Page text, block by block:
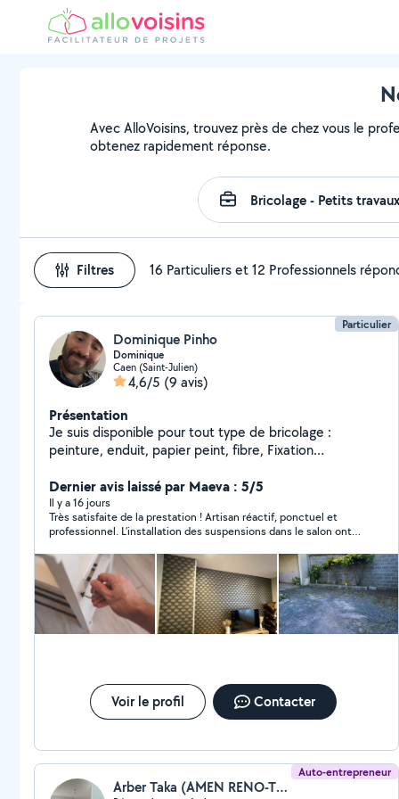
Avec AlloVoisins, trouvez près de chez vous le
obtenez rapidement réponse.
Filtres 16 Particuliers et 12 Professionnels
Particulier
Dominique Pinho
Dominique
Caen (Saint-Julien)
4,6/5 (9 avis)
Présentation
Je suis disponible pour tout type de bricolage :
peinture, enduit, papier peint, fibre, Fixation
cuisine, démolition avant travaux pour cuisine ou salle
de bain entretien de jardin, tonte de pelouse..
Changement de boîte aux lettres etc
Dernier avis laissé par Maeva : 5/5
Il y a 16 jours
Très satisfaite de la prestation ! Artisan réactif, ponctuel et
professionnel. L’installation des suspensions dans le salon ont
qualité, je recommande sans hésitation !
Voir le profil Contacter
Auto-entrepreneur
Arber Taka (AMEN RENO-TRAV INTER-SURF ANCIEN NEUVE)